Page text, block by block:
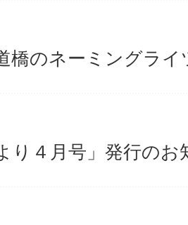
橋のネーミングラ
り４月号」発行のお